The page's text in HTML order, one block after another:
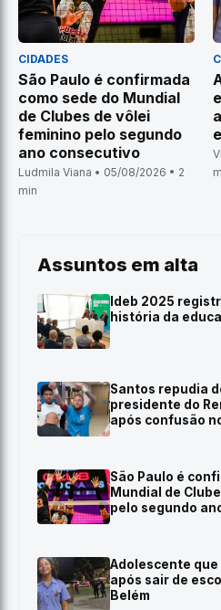
CIDADES
São Paulo é confirmada
como sede do Mundial
de Clubes de vôlei
feminino pelo segundo
ano consecutivo
Ludmila Viana • 05/08/2026 • 2
min
Assuntos em alta
Ideb 2025
história da
Santos repudia
presidente do
após confusão
São Paulo é
Mundial de
pelo segundo
Adolescente
após sair de
Belém